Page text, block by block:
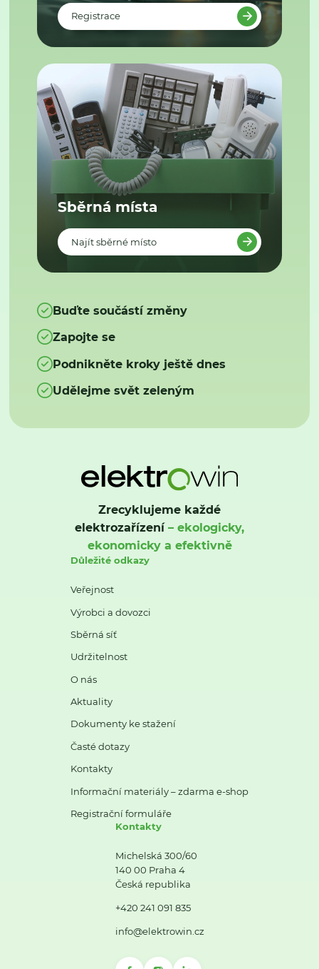
Registrace
Sběrná místa
Najít sběrné místo
Buďte součástí změny
Zapojte se
Podnikněte kroky ještě dnes
Udělejme svět zeleným
Zrecyklujeme každé
elektrozařízení– ekologicky,
ekonomicky a efektivně
Důležité odkazy
Veřejnost
Výrobci a dovozci
Sběrná síť
Udržitelnost
O nás
Aktuality
Dokumenty ke stažení
Časté dotazy
Kontakty
Informační materiály – zdarma e-shop
Registrační formuláře
Kontakty
Michelská 300/60
140 00 Praha 4
Česká republika
+420 241 091 835
info@elektrowin.cz